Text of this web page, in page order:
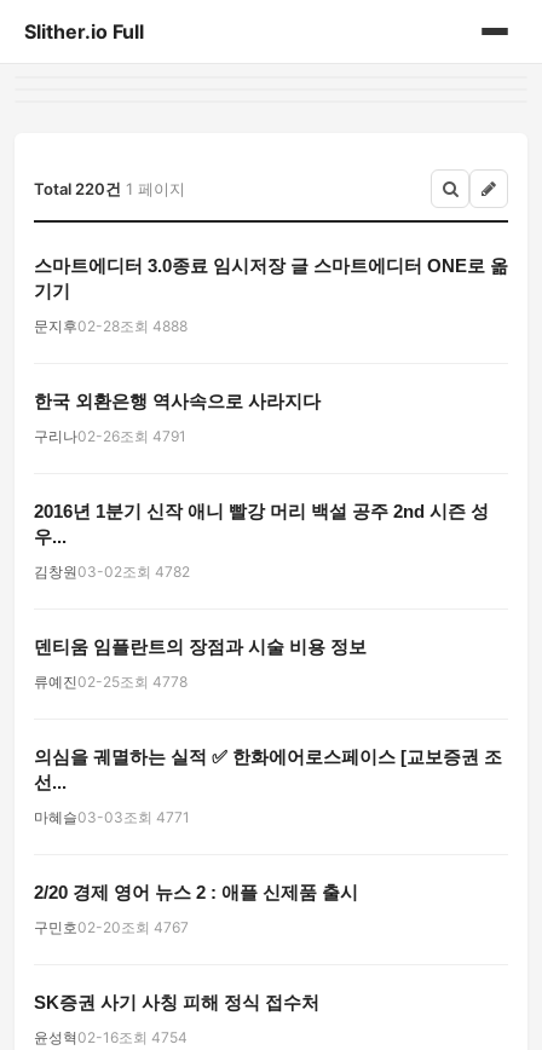
Slither.io Full
Total 220건 1 페이지
스마트에디터 3.0종료 임시저장 글 스마트에디터 ONE로 옮
기기
문지후02-28조회 4888
한국 외환은행 역사속으로 사라지다
구리나02-26조회 4791
2016년 1분기 신작 애니 빨강 머리 백설 공주 2nd 시즌 성
우...
김창원03-02조회 4782
덴티움 임플란트의 장점과 시술 비용 정보
류예진02-25조회 4778
의심을 궤멸하는 실적 ✅ 한화에어로스페이스 [교보증권 조
선...
마혜슬03-03조회 4771
2/20 경제 영어 뉴스 2 : 애플 신제품 출시
구민호02-20조회 4767
SK증권 사기 사칭 피해 정식 접수처
윤성혁02-16조회 4754